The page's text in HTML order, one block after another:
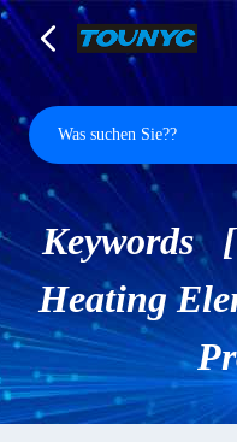
Keywords
Heating